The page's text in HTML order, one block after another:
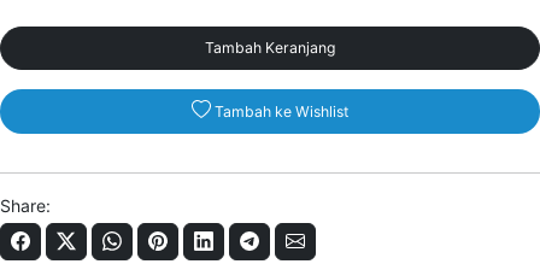
Tambah Keranjang
Tambah ke Wishlist
Share: